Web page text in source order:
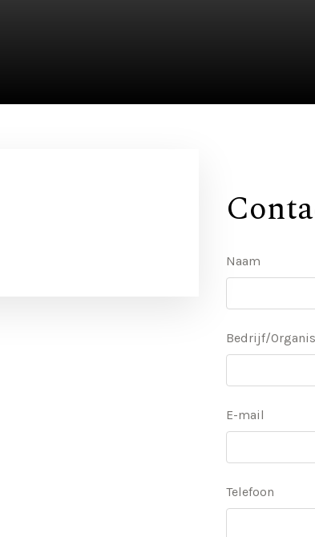
Naam
Bedrijf/
E-mail
Telefoon